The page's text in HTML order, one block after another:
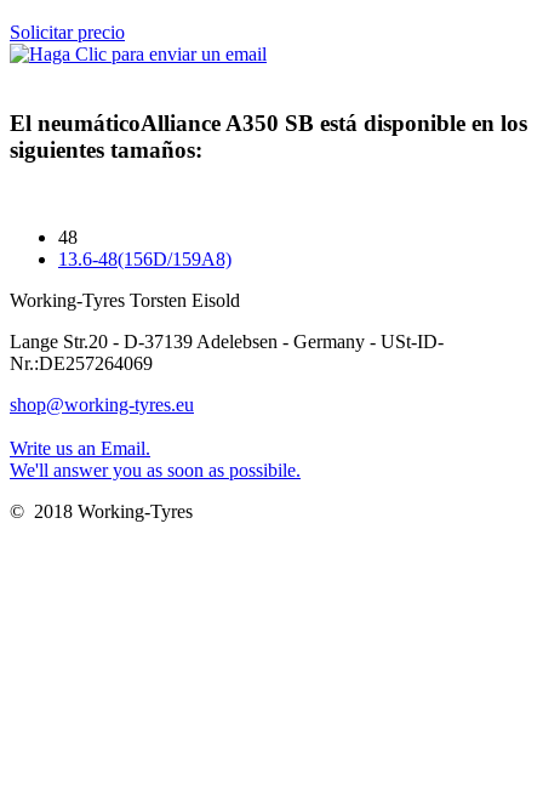
Solicitar precio
El neumáticoAlliance A350 SB está disponible en los
siguientes tamaños:
48
13.6-48(156D/159A8)
Working-Tyres Torsten Eisold
Lange Str.20 - D-37139 Adelebsen - Germany - USt-ID-
Nr.:DE257264069
shop@working-tyres.eu
Write us an Email.
We'll answer you as soon as possibile.
© 2018 Working-Tyres